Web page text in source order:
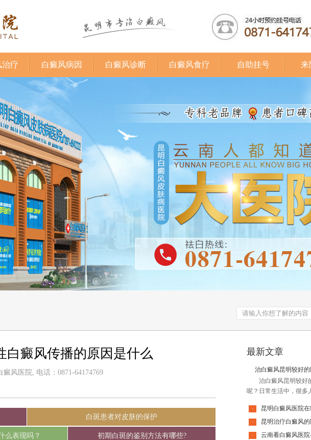
治疗 白癜风病因 白癜风诊断 白癜风食疗 自助挂号 来
白癜风传播的原因是什么
风医院, 电话：0871-64174769
白斑患者对皮肤的保护
么表现吗？ 初期白斑的鉴别方法有哪些?
最新文章
治白癜风昆明较好
治白癜风昆明较好
呢？日常生活中，很多
·
·
·